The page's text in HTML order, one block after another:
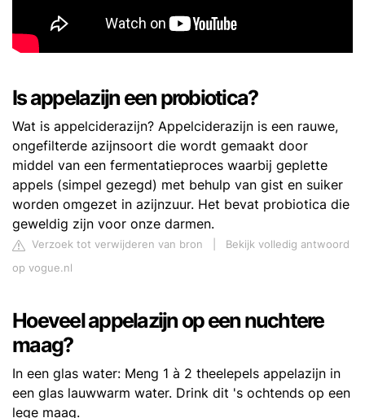
Is appelazijn een probiotica?
Wat is appelciderazijn? Appelciderazijn is een rauwe,
ongefilterde azijnsoort die wordt gemaakt door
middel van een fermentatieproces waarbij geplette
appels (simpel gezegd) met behulp van gist en suiker
worden omgezet in azijnzuur. Het bevat probiotica die
geweldig zijn voor onze darmen.
Verzoek tot verwijderen van bron
Bekijk volledig antwoord
op vogue.nl
Hoeveel appelazijn op een nuchtere
maag?
In een glas water: Meng 1 à 2 theelepels appelazijn in
een glas lauwwarm water. Drink dit 's ochtends op een
lege maag.